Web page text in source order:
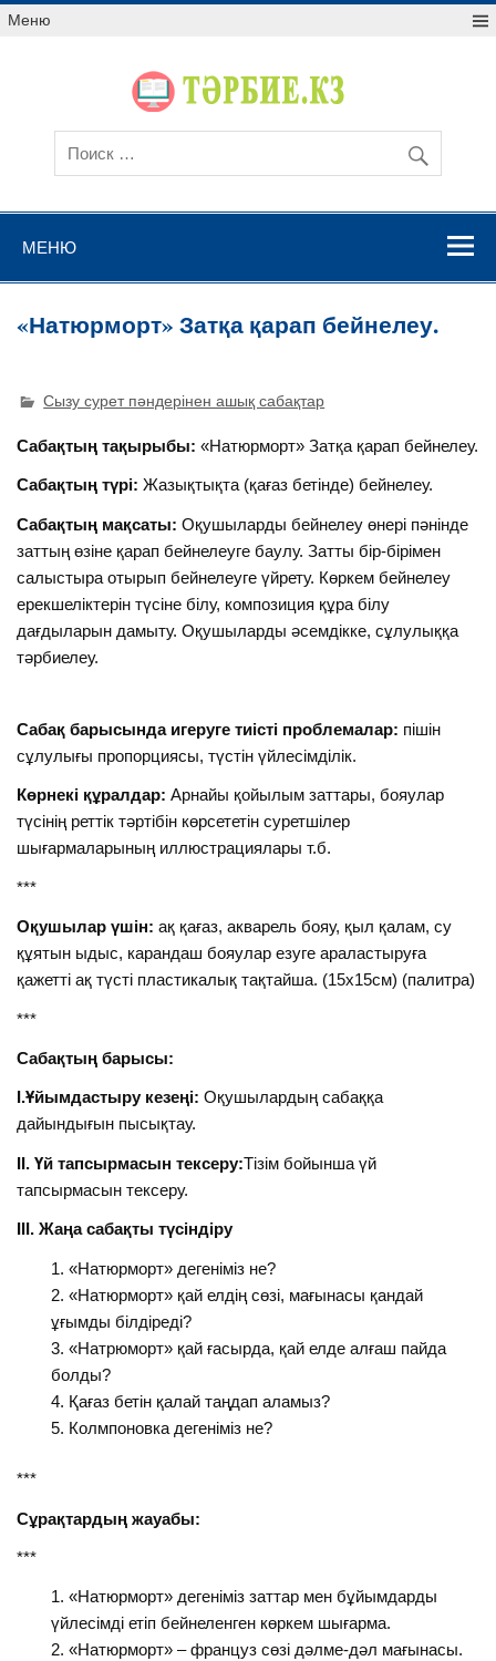
Меню
МЕНЮ
«Натюрморт» Затқа қарап бейнелеу.
Сызу сурет пәндерінен ашық сабақтар
Сабақтың тақырыбы: «Натюрморт» Затқа қарап бейнелеу.
Сабақтың түрі: Жазықтықта (қағаз бетінде) бейнелеу.
Сабақтың мақсаты: Оқушыларды бейнелеу өнері пәнінде
заттың өзіне қарап бейнелеуге баулу. Затты бір-бірімен
салыстыра отырып бейнелеуге үйрету. Көркем бейнелеу
ерекшеліктерін түсіне білу, композиция құра білу
дағдыларын дамыту. Оқушыларды әсемдікке, сұлулыққа
тәрбиелеу.
Сабақ барысында игеруге тиісті проблемалар: пішін
сұлулығы пропорциясы, түстін үйлесімділік.
Көрнекі құралдар:Арнайы қойылым заттары, бояулар
түсінің реттік тәртібін көрсететін суретшілер
шығармаларының иллюстрациялары т.б.
***
Оқушылар үшін: ақ қағаз, акварель бояу, қыл қалам, су
құятын ыдыс, карандаш бояулар езуге араластыруға
қажетті ақ түсті пластикалық тақтайша. (15х15см) (палитра)
***
Сабақтың барысы:
І.Ұйымдастыру кезеңі:Оқушылардың сабаққа
дайындығын пысықтау.
ІІ. Үй тапсырмасын тексеру:Тізім бойынша үй
тапсырмасын тексеру.
ІІІ. Жаңа сабақты түсіндіру
«Натюрморт» дегеніміз не?
«Натюрморт» қай елдің сөзі, мағынасы қандай
ұғымды білдіреді?
«Натрюморт» қай ғасырда, қай елде алғаш пайда
болды?
Қағаз бетін қалай таңдап аламыз?
Колмпоновка дегеніміз не?
***
Сұрақтардың жауабы:
***
«Натюрморт» дегеніміз заттар мен бұйымдарды
үйлесімді етіп бейнеленген көркем шығарма.
«Натюрморт» – француз сөзі дәлме-дәл мағынасы.